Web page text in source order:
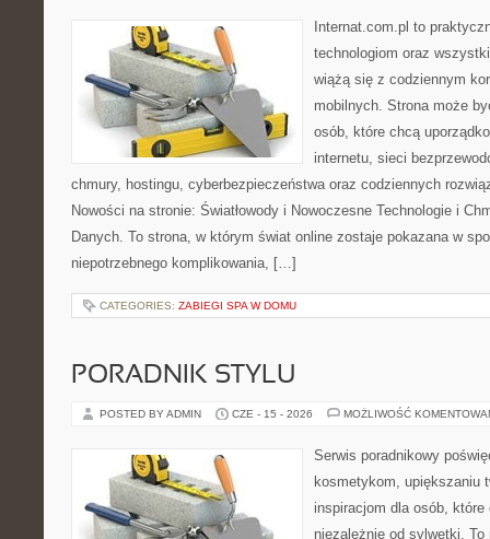
Internat.com.pl to
technologiom oraz
wiążą się z codziennym
mobilnych. Strona może
osób, które chcą
internetu, sieci
chmury, hostingu, cyberbezpieczeństwa oraz codziennych
Nowości na stronie: Światłowody i Nowoczesne Technologie i
Danych. To strona, w którym świat online zostaje pokazana w
niepotrzebnego komplikowania, […]
CATEGORIES: ZABIEGI SPA W DOMU
PORADNIK STYLU
POSTED BY ADMIN CZE - 15 - 2026 MOŻLIWOŚĆ
Serwis poradnikowy
kosmetykom, upiększaniu
inspiracjom dla osób,
niezależnie od sylwetki.